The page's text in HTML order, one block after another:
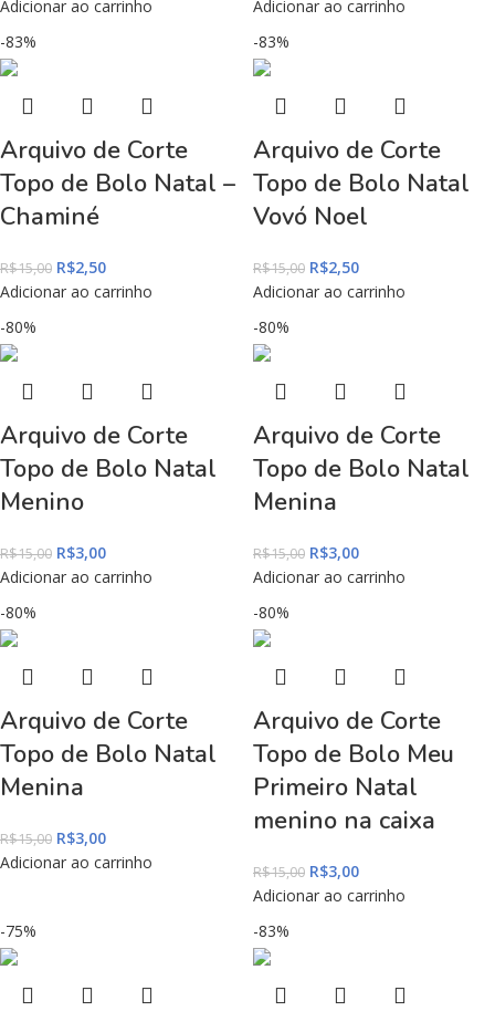
Adicionar ao carrinho
Adicionar ao carrinho
-83%
Arquivo de Corte
Topo de Bolo Natal –
Chaminé
R$15,00 R$2,50
Adicionar ao carrinho
-83%
Arquivo de Corte
Topo de Bolo Natal
Vovó Noel
R$15,00 R$2,50
Adicionar ao carrinho
-80%
Arquivo de Corte
Topo de Bolo Natal
Menino
R$15,00 R$3,00
Adicionar ao carrinho
-80%
Arquivo de Corte
Topo de Bolo Natal
Menina
R$15,00 R$3,00
Adicionar ao carrinho
-80%
Arquivo de Corte
Topo de Bolo Natal
Menina
R$15,00 R$3,00
Adicionar ao carrinho
-80%
Arquivo de Corte
Topo de Bolo Meu
Primeiro Natal
menino na caixa
R$15,00 R$3,00
Adicionar ao carrinho
-75%
-83%